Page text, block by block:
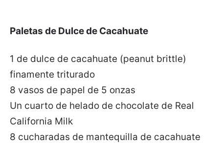
Paletas de Dulce de Cacahuate
1 de dulce de cacahuate (peanut brittle)
finamente triturado
8 vasos de papel de 5 onzas
Un cuarto de helado de chocolate de Real
California Milk
8 cucharadas de mantequilla de cacahuate